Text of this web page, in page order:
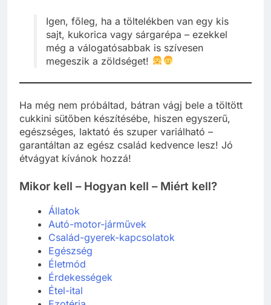
Igen, főleg, ha a töltelékben van egy kis
sajt, kukorica vagy sárgarépa – ezekkel
még a válogatósabbak is szívesen
megeszik a zöldséget!
Ha még nem próbáltad, bátran vágj bele a töltött
cukkini sütőben készítésébe, hiszen egyszerű,
egészséges, laktató és szuper variálható –
garantáltan az egész család kedvence lesz! Jó
étvágyat kívánok hozzá!
Mikor kell – Hogyan kell – Miért kell?
Állatok
Autó-motor-járművek
Család-gyerek-kapcsolatok
Egészség
Életmód
Érdekességek
Étel-ital